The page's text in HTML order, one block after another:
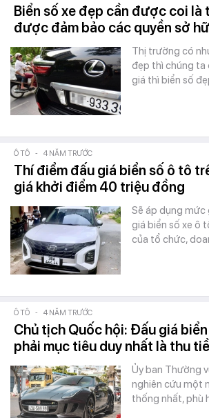
Biển số xe đẹp cần được coi là
được đảm bảo các quyền sở
Thị trường có
đẹp thì chúng ta
giá thì biển số
Ô TÔ - 4 NĂM TRƯỚC
Thí điểm đấu giá biển số ô tô
giá khởi điểm 40 triệu đồng
Sẽ áp dụng mức
giá biển số xe ô
của tổ chức,
Ô TÔ - 4 NĂM TRƯỚC
Chủ tịch Quốc hội: Đấu giá
phải mục tiêu duy nhất là thu
Ủy ban Thường
nghiên cứu một
thống nhất, phù